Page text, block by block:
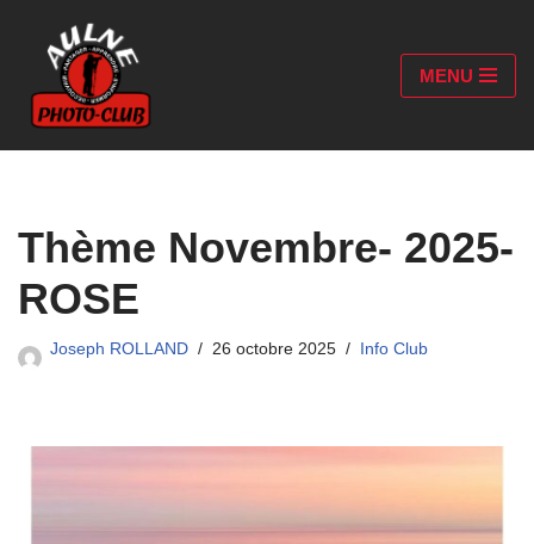
Aller
au
contenu
MENU
Thème Novembre- 2025-
ROSE
Joseph ROLLAND 26 octobre 2025 Info Club